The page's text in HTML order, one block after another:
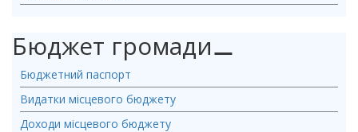
Бюджет громади⚊
Бюджетний паспорт
Видатки місцевого бюджету
Доходи місцевого бюджету